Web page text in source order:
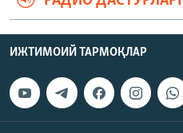
ИЖТИМОИЙ ТАРМОҚЛАР